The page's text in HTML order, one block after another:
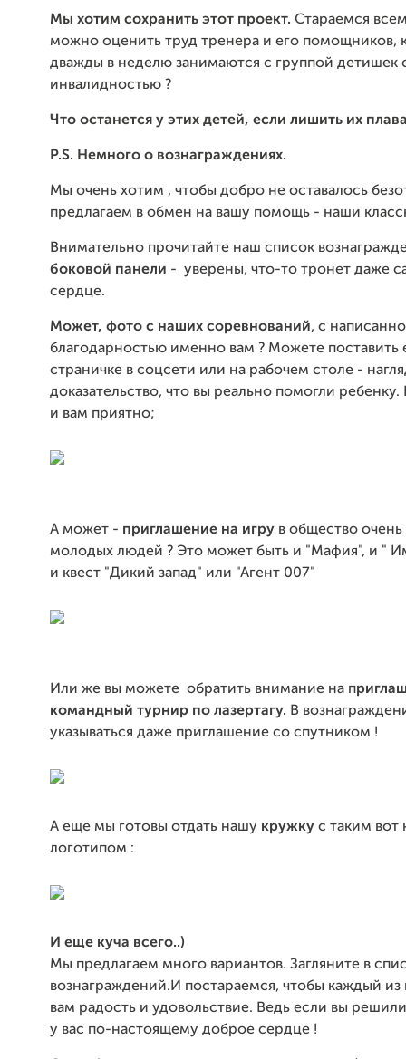
Мы хотим сохранить этот проект. Стараемся
можно оценить труд тренера и его помощников,
дважды в неделю занимаются с группой детишек
инвалидностью ?
Что останется у этих детей, если лишить их
P.S. Немного о вознаграждениях.
Мы очень хотим , чтобы добро не оставалось
предлагаем в обмен на вашу помощь - наши
Внимательно прочитайте наш список
боковой панели - уверены, что-то тронет даже
сердце.
Может, фото с наших соревнований, с
благодарностью именно вам ? Можете поставить
страничке в соцсети или на рабочем столе -
доказательство, что вы реально помогли
и вам приятно;
А может - приглашение на игру в общество
молодых людей ? Это может быть и "Мафия", и "
и квест "Дикий запад" или "Агент 007"
Или же вы можете обратить внимание на п
командный турнир по лазертагу. В
указываться даже приглашение со спутником !
А еще мы готовы отдать нашу кружку с таким вот
логотипом :
И еще куча всего..)
Мы предлагаем много вариантов. Загляните в
вознаграждений.И постараемся, чтобы каждый из
вам радость и удовольствие. Ведь если вы
у вас по-настоящему доброе сердце !